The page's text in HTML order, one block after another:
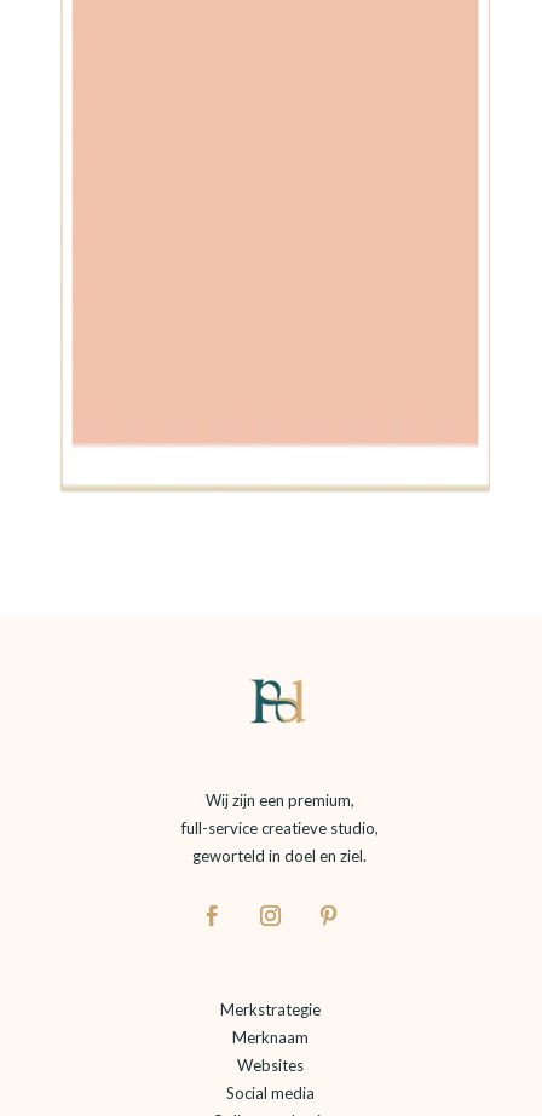
Wij zijn een premium,
full-service creatieve studio,
geworteld in doel en ziel.
Merkstrategie
Merknaam
Websites
Social media